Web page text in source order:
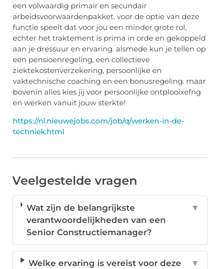
een volwaardig primair en secundair
arbeidsvoorwaardenpakket. voor de optie van deze
functie speelt dat voor jou een minder grote rol,
echter het traktement is prima in orde en gekoppeld
aan je dressuur en ervaring. alsmede kun je tellen op
een pensioenregeling, een collectieve
ziektekostenverzekering, persoonlijke en
vaktechnische coaching en een bonusregeling. maar
bovenin alles kies jij voor persoonlijke ontplooixefng
en werken vanuit jouw sterkte!
https://nl.nieuwejobs.com/job/q/werken-in-de-
techniek.html
Veelgestelde vragen
Wat zijn de belangrijkste
verantwoordelijkheden van een
Senior Constructiemanager?
▼
Welke ervaring is vereist voor deze
▼